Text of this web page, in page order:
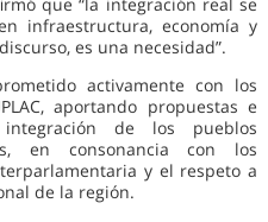
infraestructura, economía y
es una necesidad”.
activamente con los
aportando propuestas e
de los pueblos
en consonancia con los
y el respeto a
de la región.